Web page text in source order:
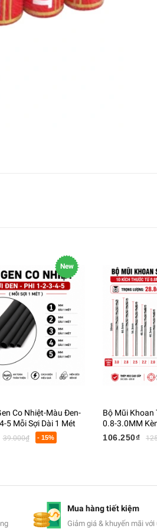
New
Co Nhiệt-Màu Đen-
5 Mỗi Sợi Dài 1 Mét
39.000₫ - 15%
Bộ Mũi Khoan
0.8-3.0MM
Cầm Tay
106.250₫
Mua hàng tiết kiệm
Giảm giá & khuyến mãi với